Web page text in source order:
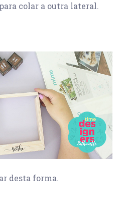
colar a outra lateral.
desta forma.